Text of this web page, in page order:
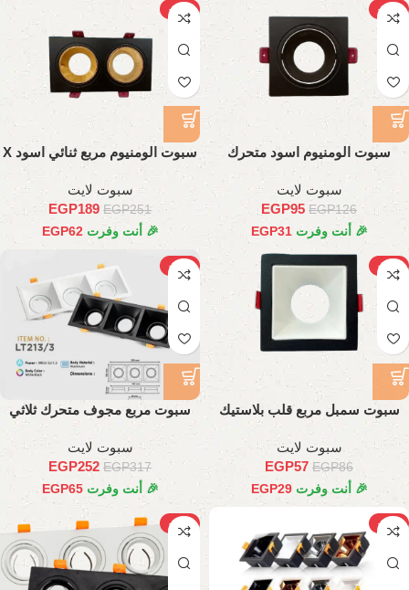
-24%
سبوت الومنيوم اسود متحرك
سبوت لايت
EGP126
EGP95
🎉 أنت وفرت EGP31
-25%
سبوت الومنيوم مربع ثنائي اسود X
جولد
سبوت لايت
EGP251
EGP189
🎉 أنت وفرت EGP62
-34%
سبوت سمبل مربع قلب بلاستيك
سبوت لايت
EGP86
EGP57
🎉 أنت وفرت EGP29
-21%
سبوت مربع مجوف متحرك ثلاثي
سبوت لايت
EGP317
EGP252
🎉 أنت وفرت EGP65
-30%
-15%